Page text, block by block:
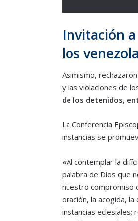
Invitación
los
Asimismo,
y las violaciones de
de los detenidos,
La Conferencia
instancias se
«Al contemplar la
palabra de Dios que
nuestro compromiso
oración, la acogida,
instancias eclesiales;